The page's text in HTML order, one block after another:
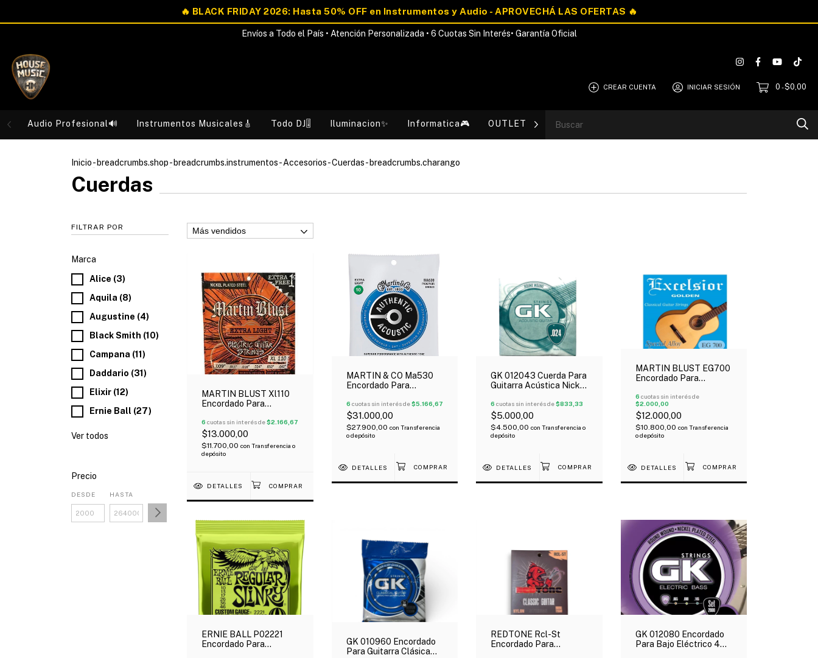
Envíos a Todo el País • Atención Personalizada • 6 Cuotas Sin Interés• Garantía Oficial
CREAR CUENTA INICIAR SESIÓN 0 -$0,00
Audio Profesional🔊 Instrumentos Musicales🎸 Todo DJ🎚️ Iluminacion✨ Informatica🎮 OUTLET💰 Blog
Inicio- breadcrumbs.shop- breadcrumbs.instrumentos- Accesorios-Cuerdas- breadcrumbs.charango
Cuerdas
FILTRAR POR
Marca
Alice (3)
Aquila (8)
Augustine (4)
Black Smith (10)
Campana (11)
Daddario (31)
Elixir (12)
Ernie Ball (27)
Ver todos
Precio
DESDE HASTA
MARTIN BLUST Xl110
Encordado Para
42 Extra Light
6 cuotas sin interés de$2.166,67
$13.000,00
$11.700,00 con Transferencia o
depósito
DETALLES
MARTIN & CO Ma530
Encordado Para
Authentic Phosphor
Bronce 10-047
6 cuotas sin interés de$5.166,67
$31.000,00
$27.900,00 con Transferencia
o depósito
DETALLES
GK 012043 Cuerda Para
Guitarra Acústica Nickel
6 cuotas sin interés de$833,33
$5.000,00
$4.500,00 con Transferencia o
depósito
DETALLES
MARTIN BLUST EG700
Encordado Para
Tensión Media
6 cuotas sin interés de
$2.000,00
$12.000,00
$10.800,00 con Transferencia
o depósito
DETALLES
ERNIE BALL P02221
Encordado Para
GK 010960 Encordado
Para Guitarra Clásica
REDTONE Rcl-St
Encordado Para
GK 012080 Encordado
Para Bajo Eléctrico 4